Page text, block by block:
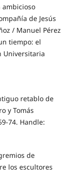
ambicioso
de Jesús
/ Manuel Pérez
tiempo: el
Universitaria
retablo de
y Tomás
74. Handle:
de
los escultores